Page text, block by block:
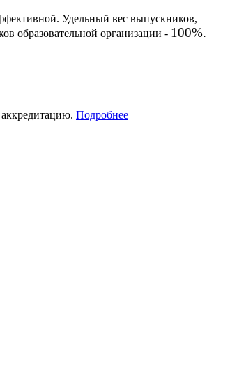
Удельный вес выпускников,
образовательной организации - 100%.
Подробнее